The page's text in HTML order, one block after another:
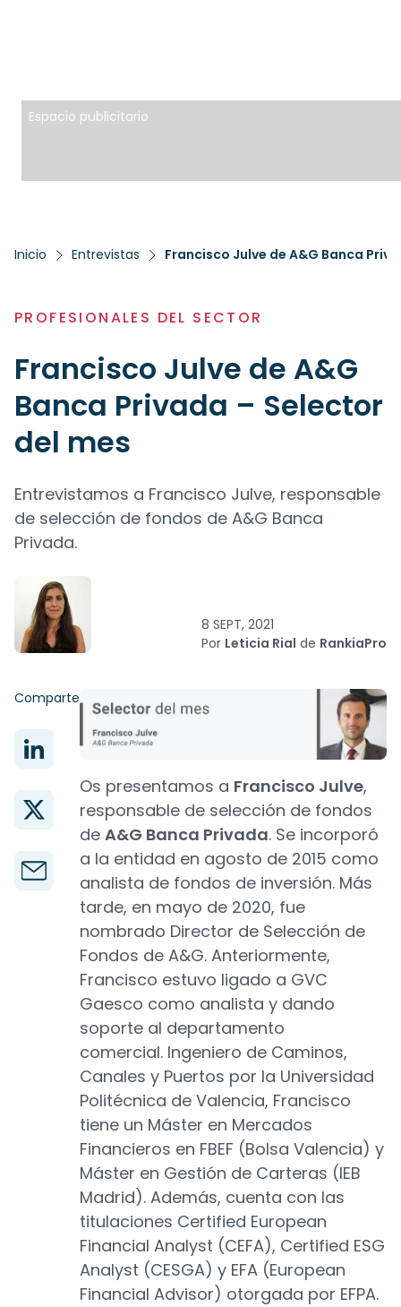
Espacio publicitario
Inicio Entrevistas Francisco Julve de A&G Banca
PROFESIONALES DEL SECTOR
Francisco Julve de A&G
Banca Privada – Selector
del mes
Entrevistamos a Francisco Julve, responsable
de selección de fondos de A&G Banca
Privada.
8 SEPT, 2021
Por Leticia Rial de RankiaPro
Comparte
Os presentamos a Francisco Julve,
responsable de selección de fondos
de A&G Banca Privada. Se incorporó
a la entidad en agosto de 2015 como
analista de fondos de inversión. Más
tarde, en mayo de 2020, fue
nombrado Director de Selección de
Fondos de A&G. Anteriormente,
Francisco estuvo ligado a GVC
Gaesco como analista y dando
soporte al departamento
comercial. Ingeniero de Caminos,
Canales y Puertos por la Universidad
Politécnica de Valencia, Francisco
tiene un Máster en Mercados
Financieros en FBEF (Bolsa Valencia) y
Máster en Gestión de Carteras (IEB
Madrid). Además, cuenta con las
titulaciones Certified European
Financial Analyst (CEFA), Certified ESG
Analyst (CESGA) y EFA (European
Financial Advisor) otorgada por EFPA.